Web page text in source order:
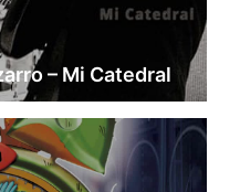
– Mi Catedral